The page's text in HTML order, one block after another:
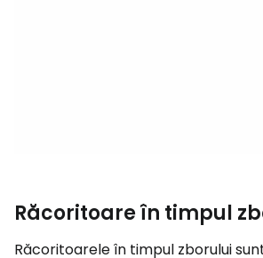
Răcoritoare în timpul
Răcoritoarele în timpul zborului